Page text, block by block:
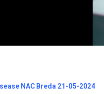
NAC Breda 21-05-2024